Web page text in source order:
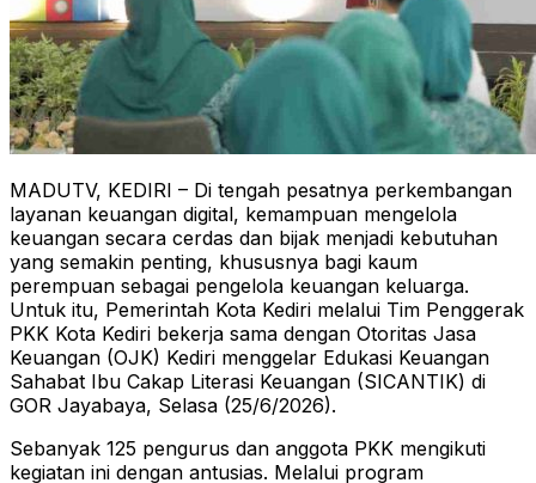
MADUTV, KEDIRI – Di tengah pesatnya perkembangan
layanan keuangan digital, kemampuan mengelola
keuangan secara cerdas dan bijak menjadi kebutuhan
yang semakin penting, khususnya bagi kaum
perempuan sebagai pengelola keuangan keluarga.
Untuk itu, Pemerintah Kota Kediri melalui Tim Penggerak
PKK Kota Kediri bekerja sama dengan Otoritas Jasa
Keuangan (OJK) Kediri menggelar Edukasi Keuangan
Sahabat Ibu Cakap Literasi Keuangan (SICANTIK) di
GOR Jayabaya, Selasa (25/6/2026).
Sebanyak 125 pengurus dan anggota PKK mengikuti
kegiatan ini dengan antusias. Melalui program